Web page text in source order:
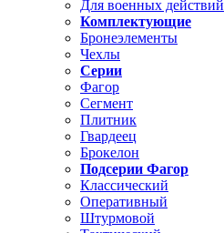
Для военных действий
Комплектующие
Бронеэлементы
Чехлы
Серии
Фагор
Сегмент
Плитник
Гвардеец
Брокелон
Подсерии Фагор
Классический
Оперативный
Штурмовой